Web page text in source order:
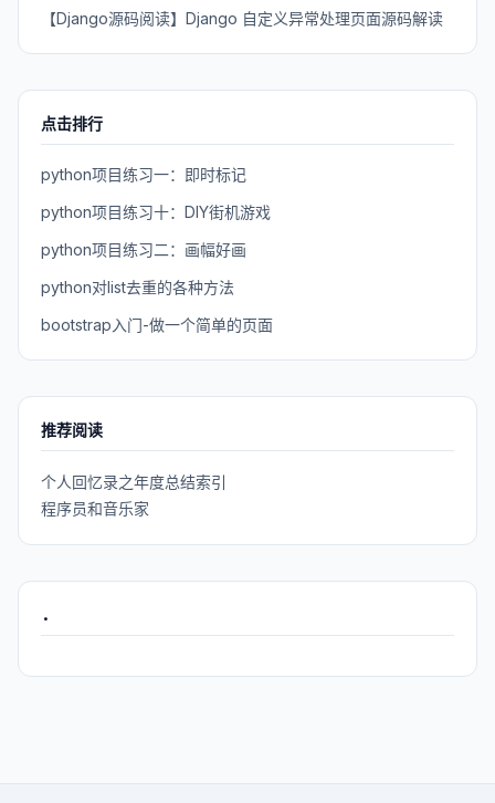
【Django源码阅读】Django 自定义异常处理页面源码解读
点击排行
python项目练习一：即时标记
python项目练习十：DIY街机游戏
python项目练习二：画幅好画
python对list去重的各种方法
bootstrap入门-做一个简单的页面
推荐阅读
个人回忆录之年度总结索引
程序员和音乐家
.